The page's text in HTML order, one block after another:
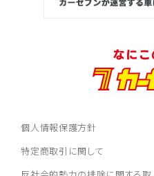
個人情報保護方針
特定商取引に関して